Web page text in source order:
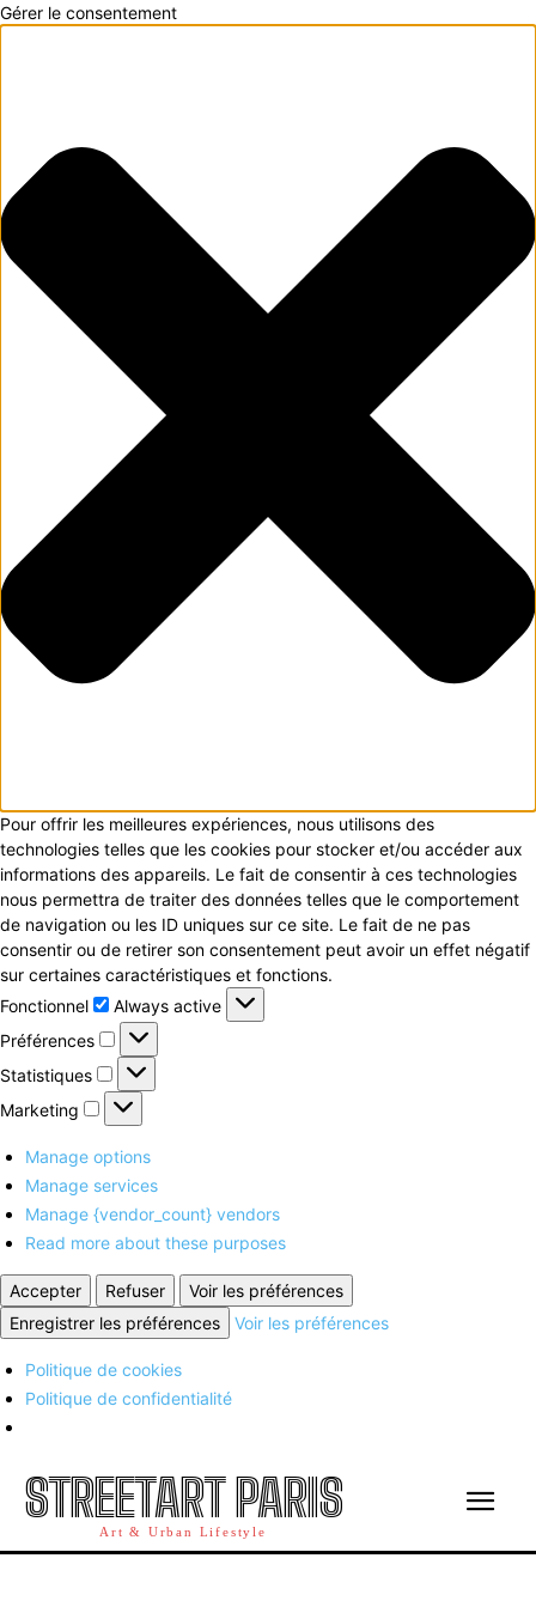
Gérer le consentement
Pour offrir les meilleures expériences, nous utilisons des
technologies telles que les cookies pour stocker et/ou accéder aux
informations des appareils. Le fait de consentir à ces technologies
nous permettra de traiter des données telles que le comportement
de navigation ou les ID uniques sur ce site. Le fait de ne pas
consentir ou de retirer son consentement peut avoir un effet négatif
sur certaines caractéristiques et fonctions.
Fonctionnel
Fonctionnel
Always active
Préférences
Préférences
Statistiques Statistiques
Marketing Marketing
Manage options
Manage services
Manage {vendor_count} vendors
Read more about these purposes
Accepter Refuser
Voir les préférences
Enregistrer les préférences
Voir les préférences
Politique de cookies
Politique de confidentialité
STREETART PARIS
Art & Urban Lifestyle